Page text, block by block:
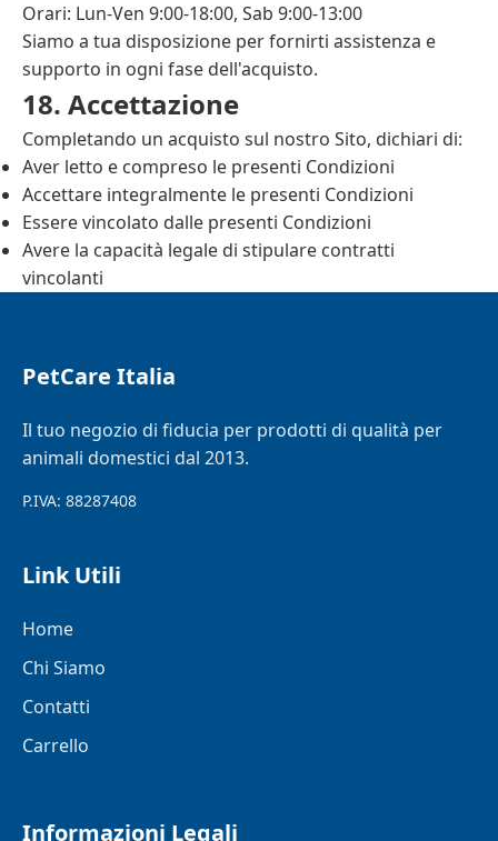
Orari: Lun-Ven 9:00-18:00, Sab 9:00-13:00
Siamo a tua disposizione per fornirti assistenza e
supporto in ogni fase dell'acquisto.
18. Accettazione
Completando un acquisto sul nostro Sito, dichiari di:
Aver letto e compreso le presenti Condizioni
Accettare integralmente le presenti Condizioni
Essere vincolato dalle presenti Condizioni
Avere la capacità legale di stipulare contratti
vincolanti
PetCare Italia
Il tuo negozio di fiducia per prodotti di qualità per
animali domestici dal 2013.
P.IVA: 88287408
Link Utili
Home
Chi Siamo
Contatti
Carrello
Informazioni Legali